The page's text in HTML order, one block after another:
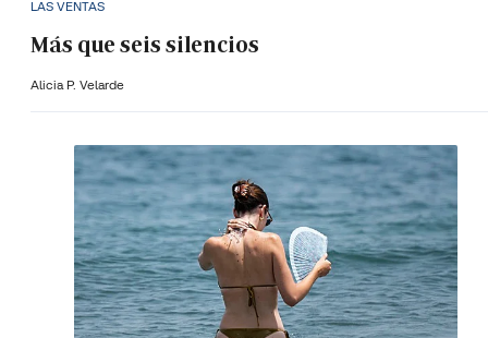
LAS VENTAS
Más que seis silencios
Alicia P. Velarde